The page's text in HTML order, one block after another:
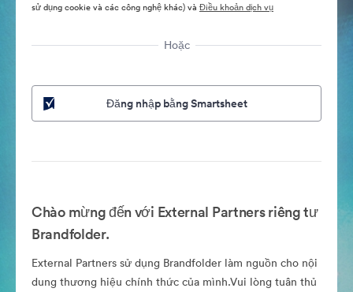
sử dụng cookie và các công nghệ khác) và Điều khoản dịch vụ
Hoặc
Đăng nhập bằng Smartsheet
Chào mừng đến với External Partners riêng tư
Brandfolder.
External Partners sử dụng Brandfolder làm nguồn cho nội
dung thương hiệu chính thức của mình.Vui lòng tuân thủ